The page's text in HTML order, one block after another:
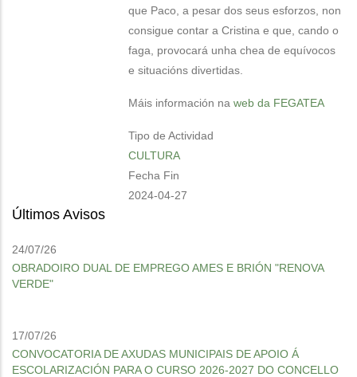
que Paco, a pesar dos seus esforzos, non
consigue contar a Cristina e que, cando o
faga, provocará unha chea de equívocos
e situacións divertidas.
Máis información naweb da FEGATEA
Tipo de Actividad
CULTURA
Fecha Fin
2024-04-27
Últimos Avisos
24/07/26
OBRADOIRO DUAL DE EMPREGO AMES E BRIÓN "RENOVA
VERDE"
17/07/26
CONVOCATORIA DE AXUDAS MUNICIPAIS DE APOIO Á
ESCOLARIZACIÓN PARA O CURSO 2026-2027 DO CONCELLO